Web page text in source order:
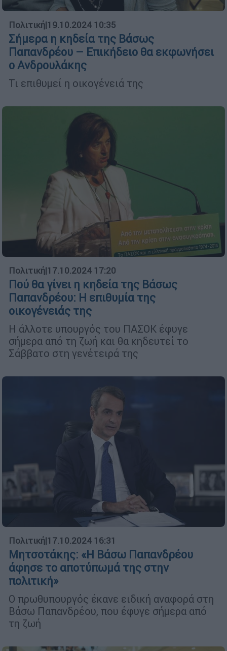
Πολιτική|19.10.2024 10:35
Σήμερα η κηδεία της Βάσως
Παπανδρέου – Επικήδειο θα εκφωνήσει
ο Ανδρουλάκης
Τι επιθυμεί η οικογένειά της
Πολιτική|17.10.2024 17:20
Πού θα γίνει η κηδεία της Βάσως
Παπανδρέου: Η επιθυμία της
οικογένειάς της
Η άλλοτε υπουργός του ΠΑΣΟΚ έφυγε
σήμερα από τη ζωή και θα κηδευτεί το
Σάββατο στη γενέτειρά της
Πολιτική|17.10.2024 16:31
Μητσοτάκης: «Η Βάσω Παπανδρέου
άφησε το αποτύπωμά της στην
πολιτική»
Ο πρωθυπουργός έκανε ειδική αναφορά στη
Βάσω Παπανδρέου, που έφυγε σήμερα από
τη ζωή